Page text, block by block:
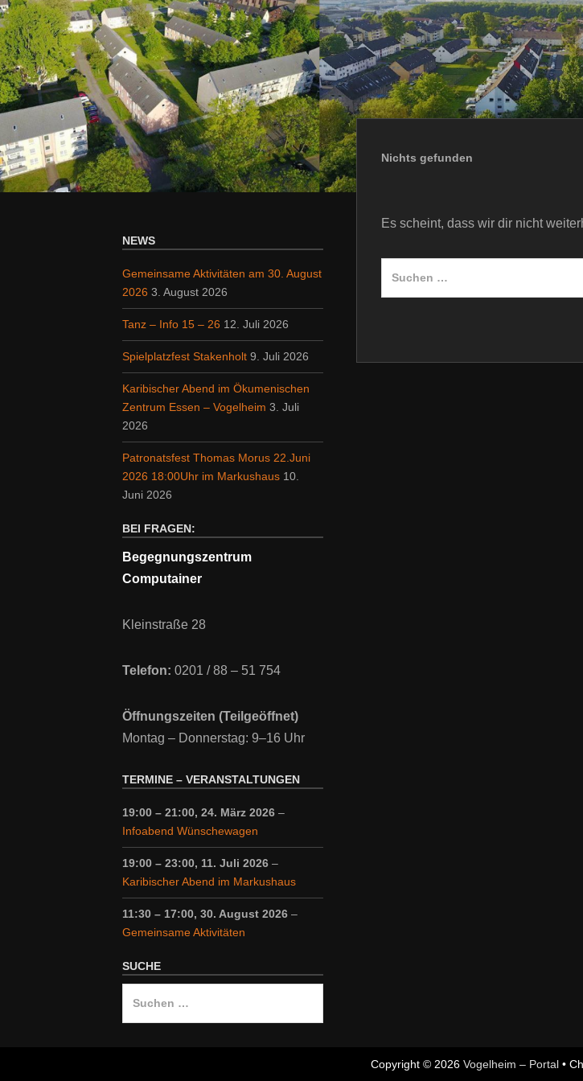
Nichts gefunden
Es scheint, dass wir dir nicht
NEWS
Gemeinsame Aktivitäten am 30. August
2026 3. August 2026
Tanz – Info 15 – 26 12. Juli 2026
Spielplatzfest Stakenholt 9. Juli 2026
Karibischer Abend im Ökumenischen
Zentrum Essen – Vogelheim 3. Juli
2026
Patronatsfest Thomas Morus 22.Juni
2026 18:00Uhr im Markushaus 10.
Juni 2026
BEI FRAGEN:
Begegnungszentrum
Computainer
Kleinstraße 28
Telefon: 0201 / 88 – 51 754
Öffnungszeiten (Teilgeöffnet)
Montag – Donnerstag: 9–16 Uhr
TERMINE – VERANSTALTUNGEN
19:00 – 21:00, 24. März 2026 –
Infoabend Wünschewagen
19:00 – 23:00, 11. Juli 2026 –
Karibischer Abend im Markushaus
11:30 – 17:00, 30. August 2026 –
Gemeinsame Aktivitäten
SUCHE
Copyright © 2026 Vogelheim – Portal•